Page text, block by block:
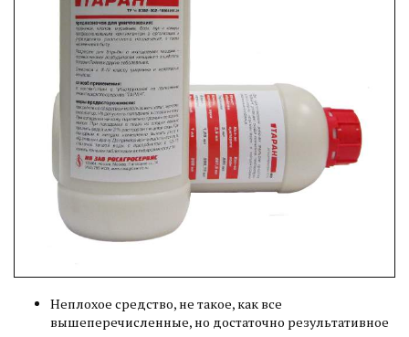
Неплохое средство, не такое, как все
вышеперечисленные, но достаточно результативное